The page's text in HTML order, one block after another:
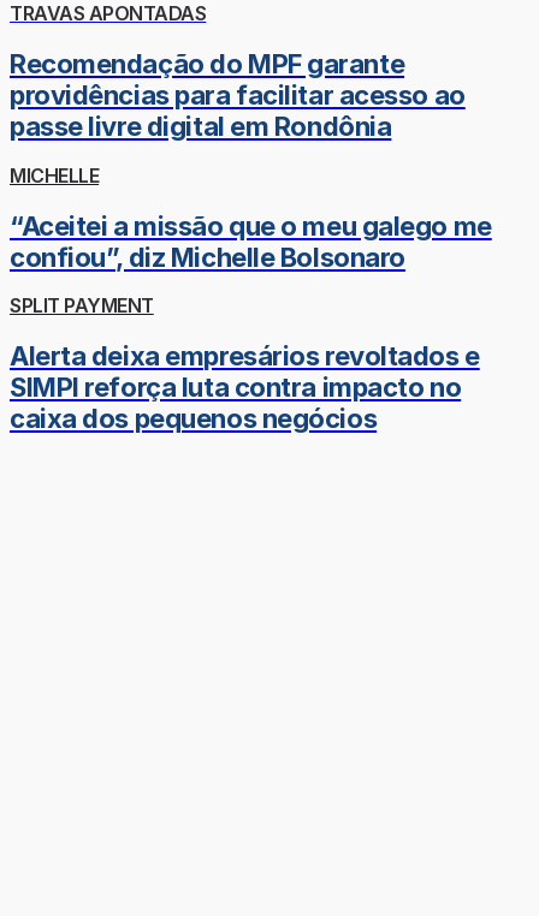
TRAVAS APONTADAS
Recomendação do MPF garante
providências para facilitar acesso ao
passe livre digital em Rondônia
MICHELLE
“Aceitei a missão que o meu galego me
confiou”, diz Michelle Bolsonaro
SPLIT PAYMENT
Alerta deixa empresários revoltados e
SIMPI reforça luta contra impacto no
caixa dos pequenos negócios